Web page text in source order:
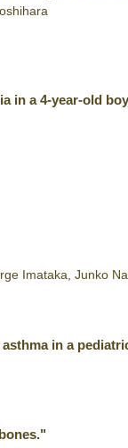
in a 4-year-old
Imataka, Junko
in a